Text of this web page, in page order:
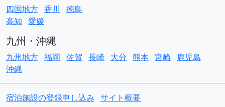
四国地方 香川
徳島
高知 愛媛
九州・沖縄
九州地方 福岡 佐賀 長崎 大分 熊本 宮崎
鹿児島
沖縄
宿泊施設の登録申し込み サイト概要